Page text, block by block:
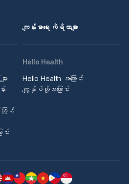
ကျန်းမာရေး ကိရိယာများ
း
း
င်း
း
Hello Health
Hello Health အကြောင်း
ကျွန်ုပ်တို့အကြောင်း